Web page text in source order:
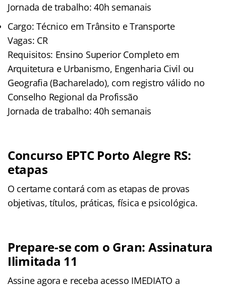
Jornada de trabalho: 40h semanais
Cargo: Técnico em Trânsito e Transporte
Vagas: CR
Requisitos: Ensino Superior Completo em
Arquitetura e Urbanismo, Engenharia Civil ou
Geografia (Bacharelado), com registro válido no
Conselho Regional da Profissão
Jornada de trabalho: 40h semanais
Concurso EPTC Porto Alegre RS:
etapas
O certame contará com as etapas de provas
objetivas, títulos, práticas, física e psicológica.
Prepare-se com o Gran: Assinatura
Ilimitada 11
Assine agora e receba acesso IMEDIATO a